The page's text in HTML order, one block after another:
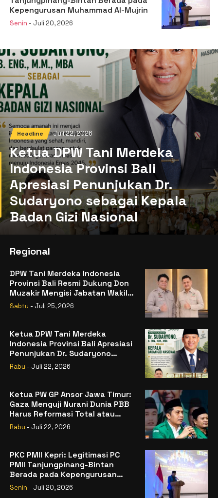
Kepengurusan Muhammad Al-Mujrin
Senin - Juli 20, 2026
Headline Juli 22, 2026
Ketua DPW Tani Merdeka
Indonesia Provinsi Bali
Apresiasi Penunjukan Dr.
Sudaryono sebagai Kepala
Badan Gizi Nasional
Regional
DPW Tani Merdeka Indonesia
Provinsi Bali Resmi Dukung Don
Muzakir Mengisi Jabatan Wakil
Menteri Pertanian RI
Sabtu - Juli 25, 2026
Ketua DPW Tani Merdeka
Indonesia Provinsi Bali Apresiasi
Penunjukan Dr. Sudaryono
sebagai Kepala Badan Gizi
Rabu - Juli 22, 2026
Ketua PW GP Ansor Jawa Timur:
Gaza Menguji Nurani Dunia PBB
Harus Reformasi Total atau
Kehilangan Legitimasi
Rabu - Juli 22, 2026
PKC PMII Kepri: Legitimasi PC
PMII Tanjungpinang-Bintan
Berada pada Kepengurusan
Muhammad Al-Mujrin
Senin - Juli 20, 2026